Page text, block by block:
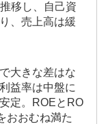
移し、自己資
、売上高は緩
大きな差はな
益率は中盤に
定。ROEとRO
おおむね満た